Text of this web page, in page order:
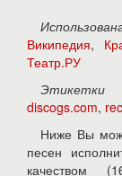
Википедия,
Театр.РУ
Этикетки
discogs.com,
Ниже Вы
песен
качеством